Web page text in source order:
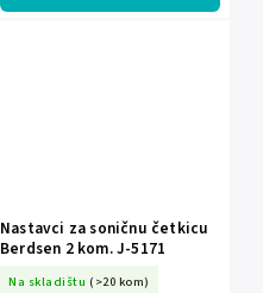
Nastavci za soničnu četkicu
Berdsen 2 kom. J-5171
Na skladištu (>20 kom)